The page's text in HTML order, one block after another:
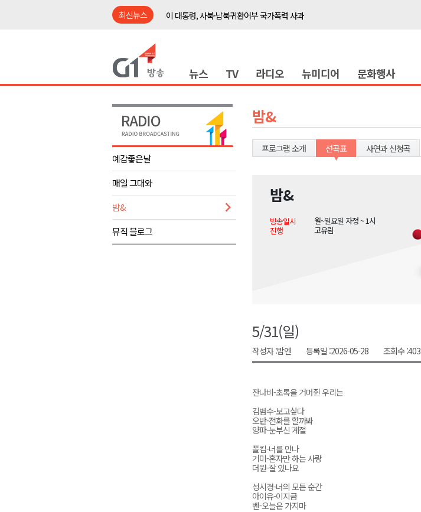
최신뉴스
이 대통령, 사북·납북귀환어부 국가폭력 사과
이광재 국회 예결위원장, 강릉시 초청 특별 강연
육동한 시장, 국제스케이트장 춘천 유치 건의
영월군, 국·도비 확보 보고회 개최
삼척 공공산후조리원 이전 시급
도-시군 첫 간담회..우상호 "하나된 공동체"
이 대통령, 사북·납북귀환어부 국가폭력 사과
여름축제 더위와 전쟁..물놀이 접목
강원도, 최휘영 문체부장관과 정책간담회
삼척 공공산후조리원 이전 시급
강원자치도교육청 교감급 이상 387명 인사
뉴스 TV 라디오 뉴미디어 문화행사
예감좋은날
매일 그대와
밤&
뮤직 블로그
밤&
프로그램 소개 선곡표 사연과 신청곡
밤&
방송일시
월~일요일 자정 ~ 1시
진행
고유림
5/31(일)
작성자 :밤엔 등록일 :2026-05-28 조회수 :403
잔나비-초록을 거머쥔 우리는
김범수-보고싶다
오반-전화를 할까봐
양파-눈부신 계절
폴킴-너를 만나
거미-혼자만 하는 사랑
더원-잘 있나요
성시경-너의 모든 순간
아이유-이지금
벤-오늘은 가지마